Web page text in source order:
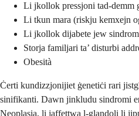
Li jkollok pressjoni tad-demm
Li tkun mara (riskju kemxejn
Li jkollok dijabete jew
Storja familjari ta’ disturbi
Obesità
Ċerti kundizzjonijiet ġenetiċi rari
sinifikanti. Dawn jinkludu sindromi
Neoplasia, li jaffettwa l-glandoli li